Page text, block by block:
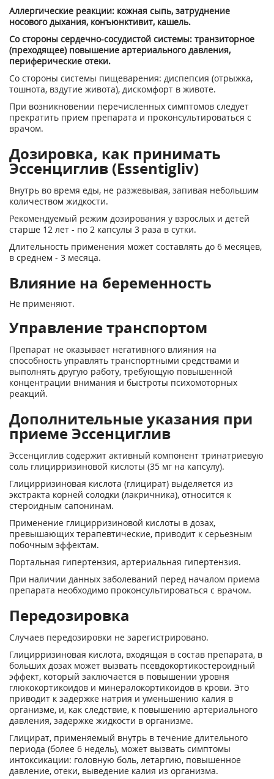
Аллергические реакции: кожная сыпь, затруднение
носового дыхания, конъюнктивит, кашель.
Со стороны сердечно-сосудистой системы: транзиторное
(преходящее) повышение артериального давления,
периферические отеки.
Со стороны системы пищеварения: диспепсия (отрыжка,
тошнота, вздутие живота), дискомфорт в животе.
При возникновении перечисленных симптомов следует
прекратить прием препарата и проконсультироваться с
врачом.
Дозировка, как принимать
Эссенциглив (Essentigliv)
Внутрь во время еды, не разжевывая, запивая небольшим
количеством жидкости.
Рекомендуемый режим дозирования у взрослых и детей
старше 12 лет - по 2 капсулы 3 раза в сутки.
Длительность применения может составлять до 6 месяцев,
в среднем - 3 месяца.
Влияние на беременность
Не применяют.
Управление транспортом
Препарат не оказывает негативного влияния на
способность управлять транспортными средствами и
выполнять другую работу, требующую повышенной
концентрации внимания и быстроты психомоторных
реакций.
Дополнительные указания при
приеме Эссенциглив
Эссенциглив содержит активный компонент тринатриевую
соль глицирризиновой кислоты (35 мг на капсулу).
Глицирризиновая кислота (глицират) выделяется из
экстракта корней солодки (лакричника), относится к
стероидным сапонинам.
Применение глицирризиновой кислоты в дозах,
превышающих терапевтические, приводит к серьезным
побочным эффектам.
Портальная гипертензия, артериальная гипертензия.
При наличии данных заболеваний перед началом приема
препарата необходимо проконсультироваться с врачом.
Передозировка
Случаев передозировки не зарегистрировано.
Глицирризиновая кислота, входящая в состав препарата, в
больших дозах может вызвать псевдокортикостероидный
эффект, который заключается в повышении уровня
глюкокортикоидов и минералокортикоидов в крови. Это
приводит к задержке натрия и уменьшению калия в
организме, и, как следствие, к повышению артериального
давления, задержке жидкости в организме.
Глицират, применяемый внутрь в течение длительного
периода (более 6 недель), может вызвать симптомы
интоксикации: головную боль, летаргию, повышенное
давление, отеки, выведение калия из организма.